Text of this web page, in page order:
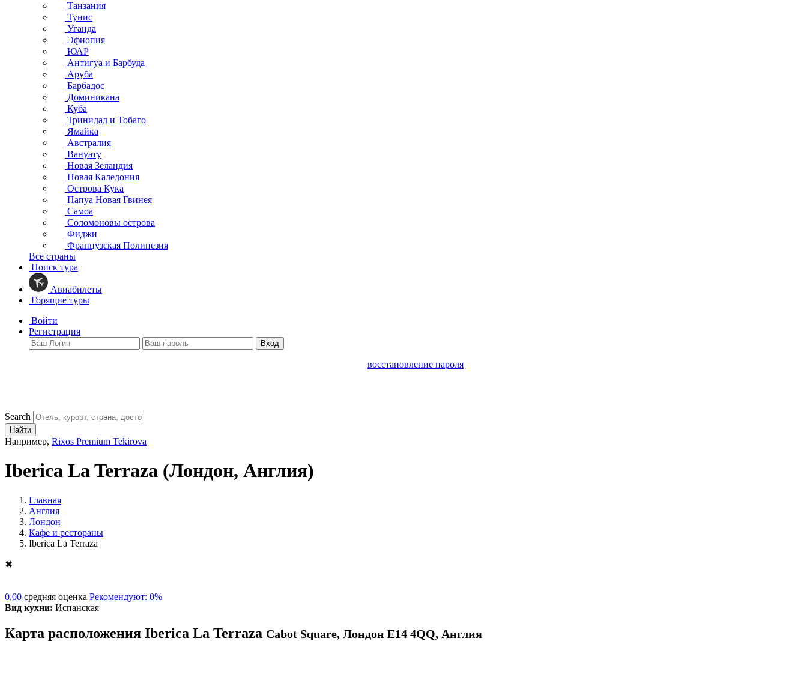
Танзания
Тунис
Уганда
Эфиопия
ЮАР
Антигуа и Барбуда
Аруба
Барбадос
Доминикана
Куба
Тринидад и Тобаго
Ямайка
Австралия
Вануату
Новая Зеландия
Новая Каледония
Острова Кука
Папуа Новая Гвинея
Самоа
Соломоновы острова
Фиджи
Французская Полинезия
Все страны
Поиск тура
Авиабилеты
Горящие туры
Войти
Регистрация
Вход
восстановление пароля
Search
Найти
Например, Rixos Premium Tekirova
Iberica La Terraza (Лондон, Англия)
Главная
Англия
Лондон
Кафе и рестораны
Iberica La Terraza
✖
0,00 средняя оценка Рекомендуют: 0%
Вид кухни: Испанская
Карта расположения Iberica La Terraza Cabot Square, Лондон E14 4QQ, Англия